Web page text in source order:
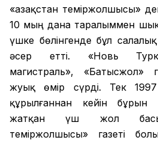
«Қазақстан теміржолшысы»
10 мың дана таралыммен
үшке бөлінгенде бұл
әсер етті. «Новь
магистраль», «Батысжол»
жуық өмір сүрді. Тек
құрылғаннан кейін
жатқан үш жол
теміржолшысы» газеті